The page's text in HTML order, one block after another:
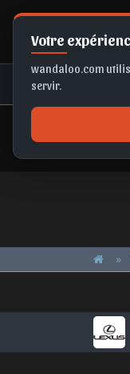
Votre
wandaloo.com
servir.